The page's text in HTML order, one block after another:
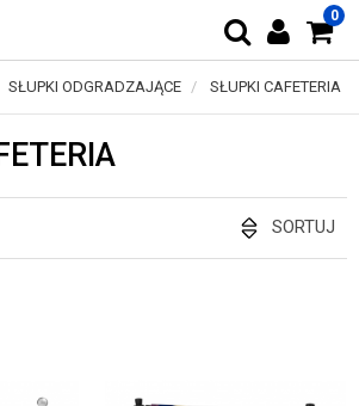
0
SŁUPKI ODGRADZAJĄCE SŁUPKI CAFETERIA
SORTUJ